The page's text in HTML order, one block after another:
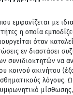
εμφανίζεται με
η οποία
όταν
εν διαστάσει
συνιδιοκτητών να
κοινού ακινήτου